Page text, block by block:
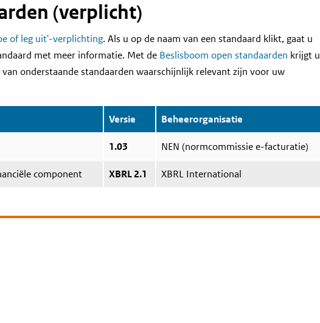
(verplicht)
of leg uit'-verplichting. Als u op de naam van een standaard klikt, gaat u
met meer informatie. Met de Beslisboom open standaarden krijgt u
onderstaande standaarden waarschijnlijk relevant zijn voor uw
Versie Beheerorganisatie
1.03 NEN (normcommissie e-facturatie)
component XBRL 2.1 XBRL International